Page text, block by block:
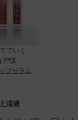
ていく
習慣
プセラム
清液